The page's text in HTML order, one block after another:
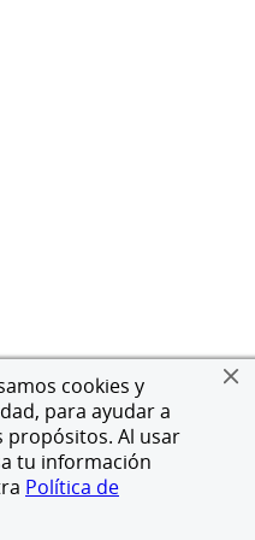
cookies y
para ayudar a
propósitos. Al usar
tu información
Política de